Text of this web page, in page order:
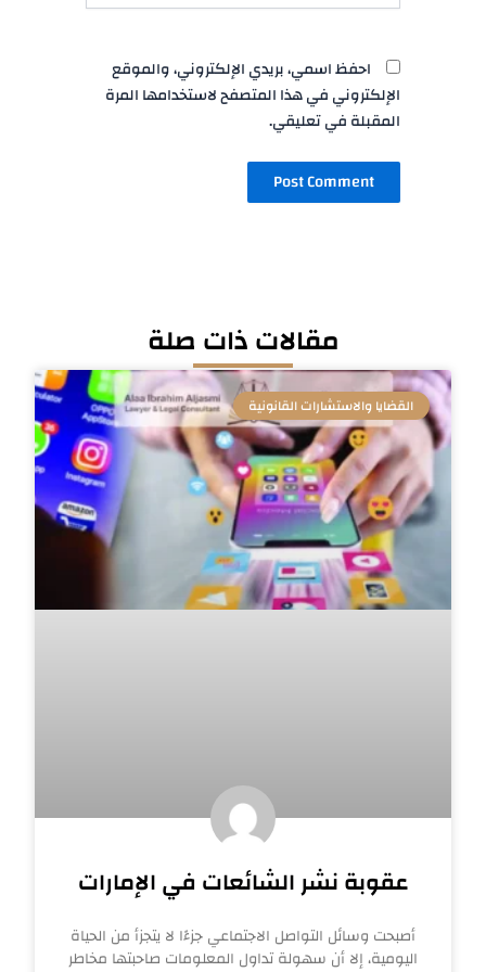
احفظ اسمي، بريدي الإلكتروني، والموقع
الإلكتروني في هذا المتصفح لاستخدامها المرة
المقبلة في تعليقي.
مقالات ذات صلة
القضايا والاستشارات القانونية
عقوبة نشر الشائعات في الإمارات
أصبحت وسائل التواصل الاجتماعي جزءًا لا يتجزأ من الحياة
اليومية، إلا أن سهولة تداول المعلومات صاحبتها مخاطر